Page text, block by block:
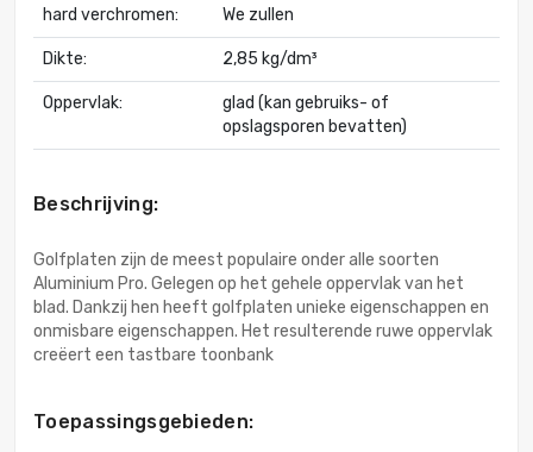
hard verchromen: We zullen
Dikte: 2,85 kg/dm³
Oppervlak:
glad (kan gebruiks- of
opslagsporen bevatten)
Beschrijving:
Golfplaten zijn de meest populaire onder alle soorten
Aluminium Pro. Gelegen op het gehele oppervlak van het
blad. Dankzij hen heeft golfplaten unieke eigenschappen en
onmisbare eigenschappen. Het resulterende ruwe oppervlak
creëert een tastbare toonbank
Toepassingsgebieden: